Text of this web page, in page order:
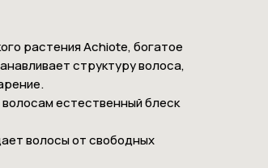
растения Achiote, богатое
структуру волоса,
естественный блеск
волосы от свободных